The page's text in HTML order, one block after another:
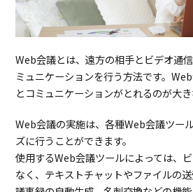
1.3.Web
ツー
ルの
プ解
1.3.1.ク
ラウ
ド型
会議
Web会議とは、遠方の相手とビデオ通
ミュニケーションを行う方法です。
とコミュニケーションがとれるのが大き
Web会議の実施は、各種Web会議ツー
ズに行うことができます。
使用するWeb会議ツールによっては、
なく、テキストチャットやファイルの送